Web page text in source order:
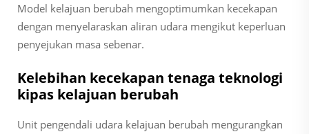
Model kelajuan berubah mengoptimumkan kecekapan
dengan menyelaraskan aliran udara mengikut keperluan
penyejukan masa sebenar.
Kelebihan kecekapan tenaga teknologi
kipas kelajuan berubah
Unit pengendali udara kelajuan berubah mengurangkan